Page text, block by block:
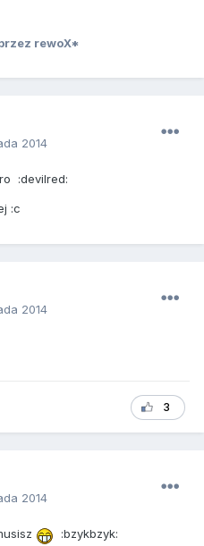
rewoX*
2014
:devilred:
:c
2014
3
2014
:bzykbzyk: